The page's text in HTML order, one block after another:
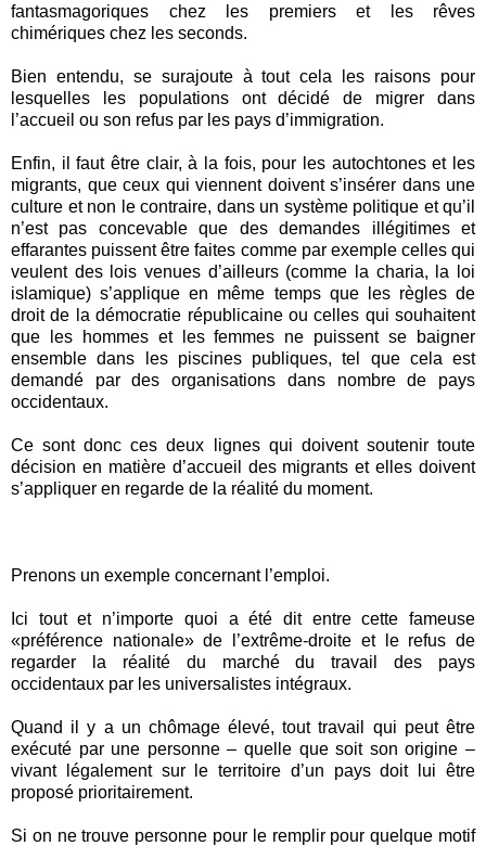
fantasmagoriques chez les premiers et les rêves
chimériques chez les seconds.
Bien entendu, se surajoute à tout cela les raisons pour
lesquelles les populations ont décidé de migrer dans
l’accueil ou son refus par les pays d’immigration.
Enfin, il faut être clair, à la fois, pour les autochtones et les
migrants, que ceux qui viennent doivent s’insérer dans une
culture et non le contraire, dans un système politique et qu’il
n’est pas concevable que des demandes illégitimes et
effarantes puissent être faites comme par exemple celles qui
veulent des lois venues d’ailleurs (comme la charia, la loi
islamique) s’applique en même temps que les règles de
droit de la démocratie républicaine ou celles qui souhaitent
que les hommes et les femmes ne puissent se baigner
ensemble dans les piscines publiques, tel que cela est
demandé par des organisations dans nombre de pays
occidentaux.
Ce sont donc ces deux lignes qui doivent soutenir toute
décision en matière d’accueil des migrants et elles doivent
s’appliquer en regarde de la réalité du moment.
Prenons un exemple concernant l’emploi.
Ici tout et n’importe quoi a été dit entre cette fameuse
«préférence nationale» de l’extrême-droite et le refus de
regarder la réalité du marché du travail des pays
occidentaux par les universalistes intégraux.
Quand il y a un chômage élevé, tout travail qui peut être
exécuté par une personne – quelle que soit son origine –
vivant légalement sur le territoire d’un pays doit lui être
proposé prioritairement.
Si on ne trouve personne pour le remplir pour quelque motif